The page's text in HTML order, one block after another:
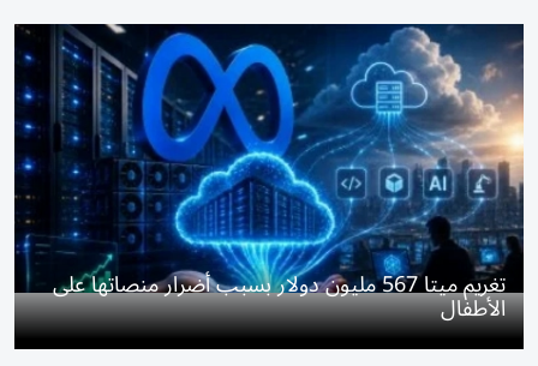
تغريم ميتا 567 مليون دولار بسبب أضرار منصاتها على
الأطفال